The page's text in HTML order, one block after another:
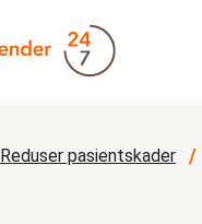
Reduser pasientskader